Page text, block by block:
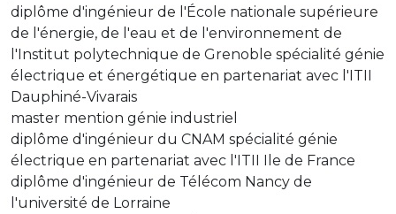
diplôme d'ingénieur de l'École nationale supérieure
de l'énergie, de l'eau et de l'environnement de
l'Institut polytechnique de Grenoble spécialité génie
électrique et énergétique en partenariat avec l'ITII
Dauphiné-Vivarais
master mention génie industriel
diplôme d'ingénieur du CNAM spécialité génie
électrique en partenariat avec l'ITII Ile de France
diplôme d'ingénieur de Télécom Nancy de
l'université de Lorraine